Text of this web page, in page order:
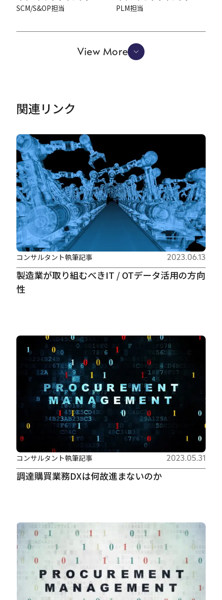
SCM/S&OP担当
PLM担当
View More
関連リンク
製造業が取り組むべきIT / OTデータ活用の方向
性
コンサルタント執筆記事 2023.06.13
調達購買業務DXは何故進まないのか
コンサルタント執筆記事 2023.05.31